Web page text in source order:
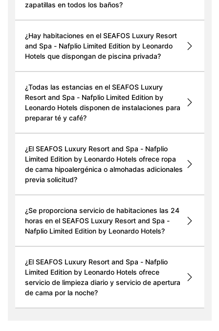
zapatillas en todos los baños?
¿Hay habitaciones en el SEAFOS Luxury Resort
and Spa - Nafplio Limited Edition by Leonardo
Hotels que dispongan de piscina privada?
¿Todas las estancias en el SEAFOS Luxury
Resort and Spa - Nafplio Limited Edition by
Leonardo Hotels disponen de instalaciones para
preparar té y café?
¿El SEAFOS Luxury Resort and Spa - Nafplio
Limited Edition by Leonardo Hotels ofrece ropa
de cama hipoalergénica o almohadas adicionales
previa solicitud?
¿Se proporciona servicio de habitaciones las 24
horas en el SEAFOS Luxury Resort and Spa -
Nafplio Limited Edition by Leonardo Hotels?
¿El SEAFOS Luxury Resort and Spa - Nafplio
Limited Edition by Leonardo Hotels ofrece
servicio de limpieza diario y servicio de apertura
de cama por la noche?